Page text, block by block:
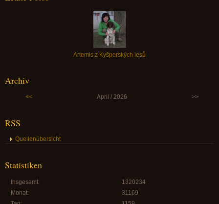
Artemis z Kyšperských lesů
Archiv
<< April / 2026 >>
RSS
Quellenübersicht
Statistiken
Insgesamt:
1320234
Monat:
31169